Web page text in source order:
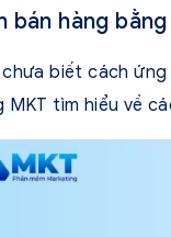
bán hàng
chưa biết cách
MKT tìm hiểu về